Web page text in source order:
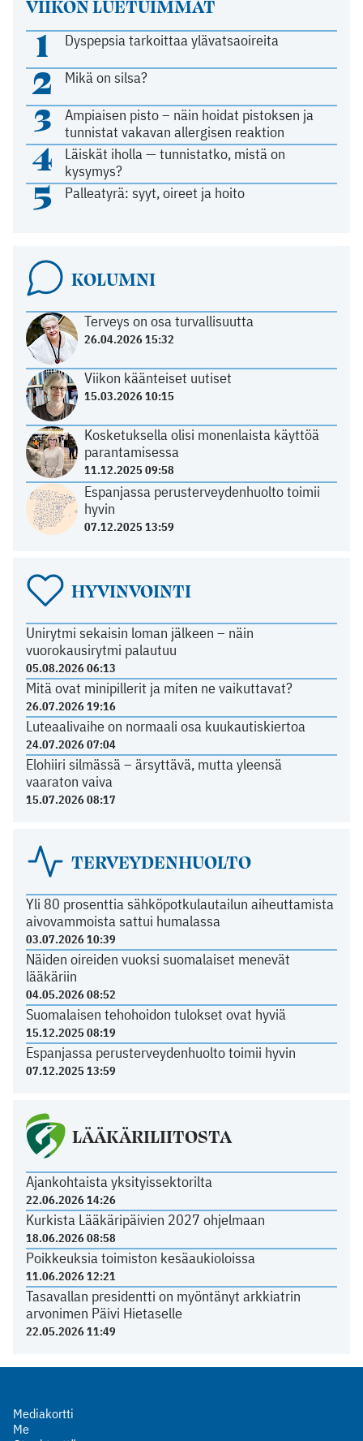
VIIKON LUETUIMMAT
1 Dyspepsia tarkoittaa ylävatsaoireita
2 Mikä on silsa?
3
Ampiaisen pisto – näin hoidat pistoksen ja
tunnistat vakavan allergisen reaktion
4
Läiskät iholla — tunnistatko, mistä on
kysymys?
5 Palleatyrä: syyt, oireet ja hoito
KOLUMNI
Terveys on osa turvallisuutta
26.04.2026 15:32
Viikon käänteiset uutiset
15.03.2026 10:15
Kosketuksella olisi monenlaista käyttöä
parantamisessa
11.12.2025 09:58
Espanjassa perusterveydenhuolto toimii
hyvin
07.12.2025 13:59
HYVINVOINTI
Unirytmi sekaisin loman jälkeen – näin
vuorokausirytmi palautuu
05.08.2026 06:13
Mitä ovat minipillerit ja miten ne vaikuttavat?
26.07.2026 19:16
Luteaalivaihe on normaali osa kuukautiskiertoa
24.07.2026 07:04
Elohiiri silmässä – ärsyttävä, mutta yleensä
vaaraton vaiva
15.07.2026 08:17
TERVEYDENHUOLTO
Yli 80 prosenttia sähköpotkulautailun aiheuttamista
aivovammoista sattui humalassa
03.07.2026 10:39
Näiden oireiden vuoksi suomalaiset menevät
lääkäriin
04.05.2026 08:52
Suomalaisen tehohoidon tulokset ovat hyviä
15.12.2025 08:19
Espanjassa perusterveydenhuolto toimii hyvin
07.12.2025 13:59
LÄÄKÄRILIITOSTA
Ajankohtaista yksityissektorilta
22.06.2026 14:26
Kurkista Lääkäripäivien 2027 ohjelmaan
18.06.2026 08:58
Poikkeuksia toimiston kesäaukioloissa
11.06.2026 12:21
Tasavallan presidentti on myöntänyt arkkiatrin
arvonimen Päivi Hietaselle
22.05.2026 11:49
Mediakortti
Me